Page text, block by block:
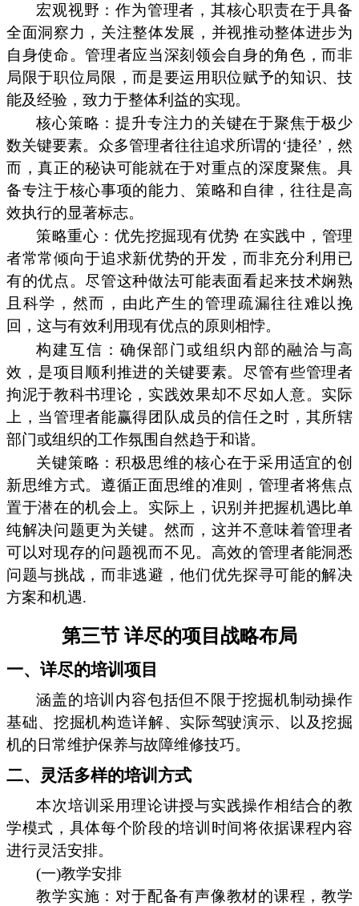
宏观视野：作为管理者，其核心职责在于具备
全面洞察力，关注整体发展，并视推动整体进步为
自身使命。管理者应当深刻领会自身的角色，而非
局限于职位局限，而是要运用职位赋予的知识、技
能及经验，致力于整体利益的实现。
核心策略：提升专注力的关键在于聚焦于极少
数关键要素。众多管理者往往追求所谓的‘捷径’，然
而，真正的秘诀可能就在于对重点的深度聚焦。具
备专注于核心事项的能力、策略和自律，往往是高
效执行的显著标志。
策略重心：优先挖掘现有优势 在实践中，管理
者常常倾向于追求新优势的开发，而非充分利用已
有的优点。尽管这种做法可能表面看起来技术娴熟
且科学，然而，由此产生的管理疏漏往往难以挽
回，这与有效利用现有优点的原则相悖。
构建互信：确保部门或组织内部的融洽与高
效，是项目顺利推进的关键要素。尽管有些管理者
拘泥于教科书理论，实践效果却不尽如人意。实际
上，当管理者能赢得团队成员的信任之时，其所辖
部门或组织的工作氛围自然趋于和谐。
关键策略：积极思维的核心在于采用适宜的创
新思维方式。遵循正面思维的准则，管理者将焦点
置于潜在的机会上。实际上，识别并把握机遇比单
纯解决问题更为关键。然而，这并不意味着管理者
可以对现存的问题视而不见。高效的管理者能洞悉
问题与挑战，而非逃避，他们优先探寻可能的解决
方案和机遇.
第三节 详尽的项目战略布局
一、详尽的培训项目
涵盖的培训内容包括但不限于挖掘机制动操作
基础、挖掘机构造详解、实际驾驶演示、以及挖掘
机的日常维护保养与故障维修技巧。
二、灵活多样的培训方式
本次培训采用理论讲授与实践操作相结合的教
学模式，具体每个阶段的培训时间将依据课程内容
进行灵活安排。
(一)教学安排
教学实施：对于配备有声像教材的课程，教学